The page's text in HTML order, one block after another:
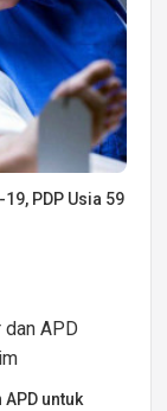
PDP Usia 59
untuk